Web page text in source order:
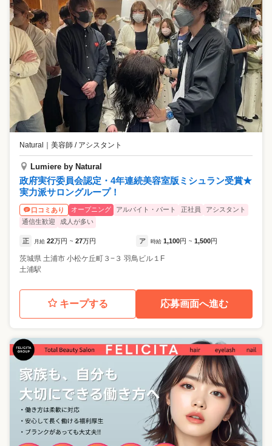
Natural 美容師 / アシスタント
Lumiere by Natural
政府実行委員会認定・4年連続美容室版ミシュラン受賞★
実力派サロングループ！
口コミあり オープニング アルバイト・パート 正社員
アシスタント
通信生歓迎
成人が多い
正 月給 22万円 ~ 27万円 ア 時給 1,100円 ~ 1,500円
茨城県 土浦市 小松ケ丘町３−３ 羽鳥ビル１F
土浦駅
キープする 応募画面へ進む